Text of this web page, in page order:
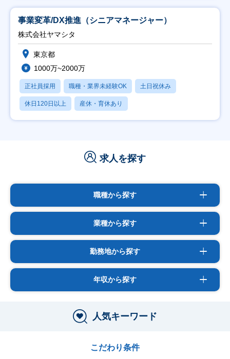
事業変革/DX推進（シニアマネージャー）
株式会社ヤマシタ
東京都
1000万~2000万
正社員採用 職種・業界未経験OK 土日祝休み
休日120日以上 産休・育休あり
求人を探す
職種から探す
業種から探す
勤務地から探す
年収から探す
人気キーワード
こだわり条件